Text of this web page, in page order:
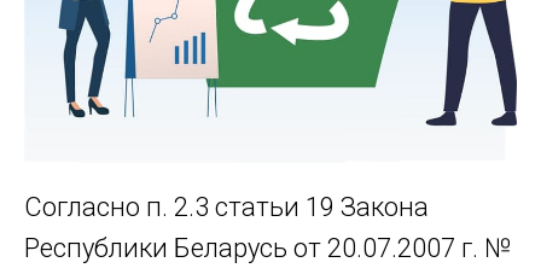
Согласно п. 2.3 статьи 19 Закона
Республики Беларусь от 20.07.2007 г. №